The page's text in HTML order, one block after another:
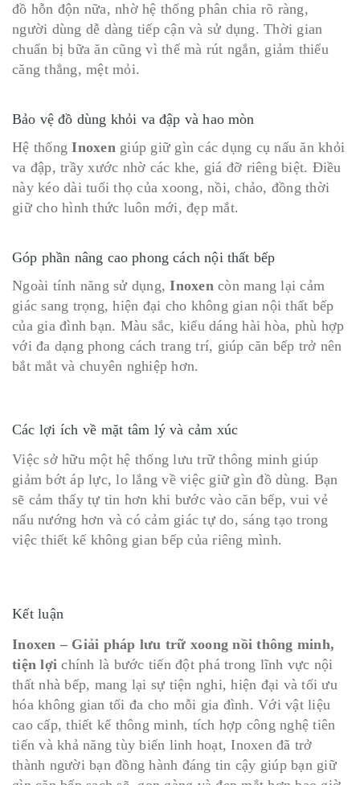
đồ hỗn độn nữa, nhờ hệ thống phân chia rõ ràng,
người dùng dễ dàng tiếp cận và sử dụng. Thời gian
chuẩn bị bữa ăn cũng vì thế mà rút ngắn, giảm thiểu
căng thẳng, mệt mỏi.
Bảo vệ đồ dùng khỏi va đập và hao mòn
Hệ thốngInoxengiúp giữ gìn các dụng cụ nấu ăn khỏi
va đập, trầy xước nhờ các khe, giá đỡ riêng biệt. Điều
này kéo dài tuổi thọ của xoong, nồi, chảo, đồng thời
giữ cho hình thức luôn mới, đẹp mắt.
Góp phần nâng cao phong cách nội thất bếp
Ngoài tính năng sử dụng,Inoxencòn mang lại cảm
giác sang trọng, hiện đại cho không gian nội thất bếp
của gia đình bạn. Màu sắc, kiểu dáng hài hòa, phù hợp
với đa dạng phong cách trang trí, giúp căn bếp trở nên
bắt mắt và chuyên nghiệp hơn.
Các lợi ích về mặt tâm lý và cảm xúc
Việc sở hữu một hệ thống lưu trữ thông minh giúp
giảm bớt áp lực, lo lắng về việc giữ gìn đồ dùng. Bạn
sẽ cảm thấy tự tin hơn khi bước vào căn bếp, vui vẻ
nấu nướng hơn và có cảm giác tự do, sáng tạo trong
việc thiết kế không gian bếp của riêng mình.
Kết luận
Inoxen – Giải pháp lưu trữ xoong nồi thông minh,
tiện lợi chính là bước tiến đột phá trong lĩnh vực nội
thất nhà bếp, mang lại sự tiện nghi, hiện đại và tối ưu
hóa không gian tối đa cho mỗi gia đình. Với vật liệu
cao cấp, thiết kế thông minh, tích hợp công nghệ tiên
tiến và khả năng tùy biến linh hoạt, Inoxen đã trở
thành người bạn đồng hành đáng tin cậy giúp bạn giữ